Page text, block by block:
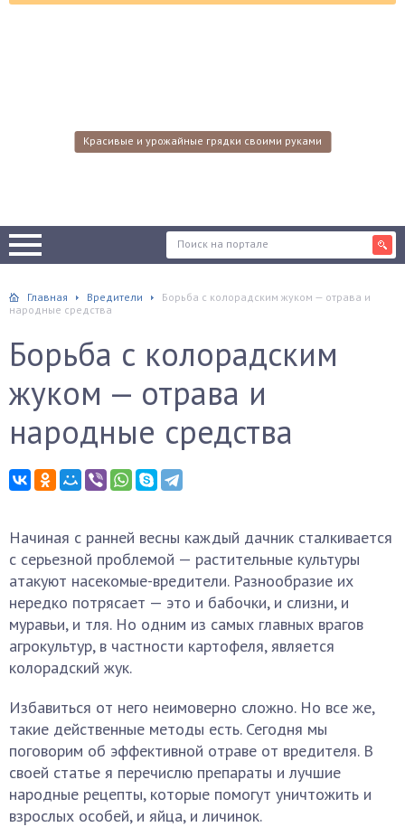
Красивые и урожайные грядки своими руками
Главная Вредители
Борьба с колорадским жуком — отрава и
народные средства
Борьба с колорадским
жуком — отрава и
народные средства
Начиная с ранней весны каждый дачник сталкивается
с серьезной проблемой — растительные культуры
атакуют насекомые-вредители. Разнообразие их
нередко потрясает — это и бабочки, и слизни, и
муравьи, и тля. Но одним из самых главных врагов
агрокультур, в частности картофеля, является
колорадский жук.
Избавиться от него неимоверно сложно. Но все же,
такие действенные методы есть. Сегодня мы
поговорим об эффективной отраве от вредителя. В
своей статье я перечислю препараты и лучшие
народные рецепты, которые помогут уничтожить и
взрослых особей, и яйца, и личинок.